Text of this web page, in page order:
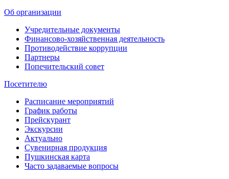
Об организации
Учредительные документы
Финансово-хозяйственная деятельность
Противодействие коррупции
Партнеры
Попечительский совет
Посетителю
Расписание мероприятий
График работы
Прейскурант
Экскурсии
Актуально
Сувенирная продукция
Пушкинская карта
Часто задаваемые вопросы